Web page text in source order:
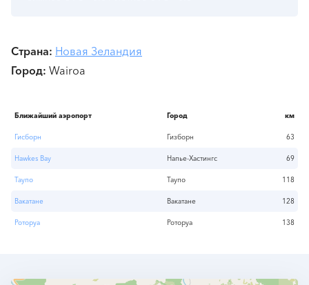
Страна Новая Зеландия
Город Wairoa
Ближайший аэропорт Город км
Гисборн Гизборн 63
Hawkes Bay Напье-Хастингс 69
Таупо Таупо 118
Вакатане Вакатане 128
Роторуа Роторуа 138